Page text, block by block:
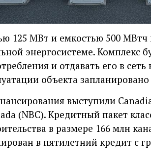
125 МВт и емкостью 500 МВтч
энергосистеме. Комплекс
и отдавать его в
объекта запланировано
выступили
(NBC). Кредитный пакет
в размере 166 млн
в пятилетний кредит с